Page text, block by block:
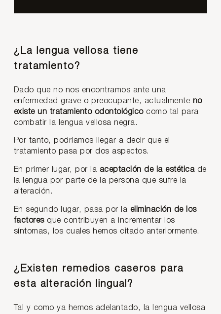
¿La lengua vellosa tiene
tratamiento?
Dado que no nos encontramos ante una
enfermedad grave o preocupante, actualmente no
existe un tratamiento odontológico como tal para
combatir la lengua vellosa negra.
Por tanto, podríamos llegar a decir que el
tratamiento pasa por dos aspectos.
En primer lugar, por la aceptación de la estéticade
la lengua por parte de la persona que sufre la
alteración.
En segundo lugar, pasa por la eliminación de los
factoresque contribuyen a incrementar los
síntomas, los cuales hemos citado anteriormente.
¿Existen remedios caseros para
esta alteración lingual?
Tal y como ya hemos adelantado, la lengua vellosa